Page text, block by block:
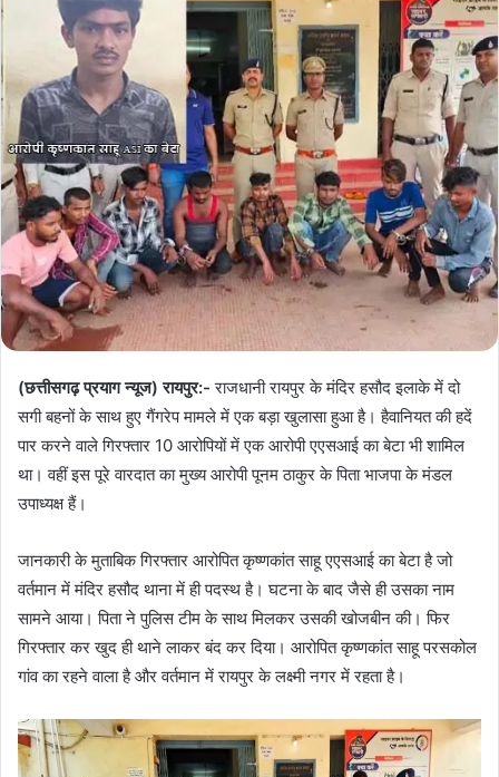
(छत्तीसगढ़ प्रयाग न्यूज) रायपुर:- राजधानी रायपुर के मंदिर हसौद इलाके में दो
सगी बहनों के साथ हुए गैंगरेप मामले में एक बड़ा खुलासा हुआ है। हैवानियत की हदें
पार करने वाले गिरफ्तार 10 आरोपियों में एक आरोपी एएसआई का बेटा भी शामिल
था। वहीं इस पूरे वारदात का मुख्य आरोपी पूनम ठाकुर के पिता भाजपा के मंडल
उपाध्यक्ष हैं।
जानकारी के मुताबिक गिरफ्तार आरोपित कृष्णकांत साहू एएसआई का बेटा है जो
वर्तमान में मंदिर हसौद थाना में ही पदस्थ है। घटना के बाद जैसे ही उसका नाम
सामने आया। पिता ने पुलिस टीम के साथ मिलकर उसकी खोजबीन की। फिर
गिरफ्तार कर खुद ही थाने लाकर बंद कर दिया। आरोपित कृष्णकांत साहू परसकोल
गांव का रहने वाला है और वर्तमान में रायपुर के लक्ष्मी नगर में रहता है।